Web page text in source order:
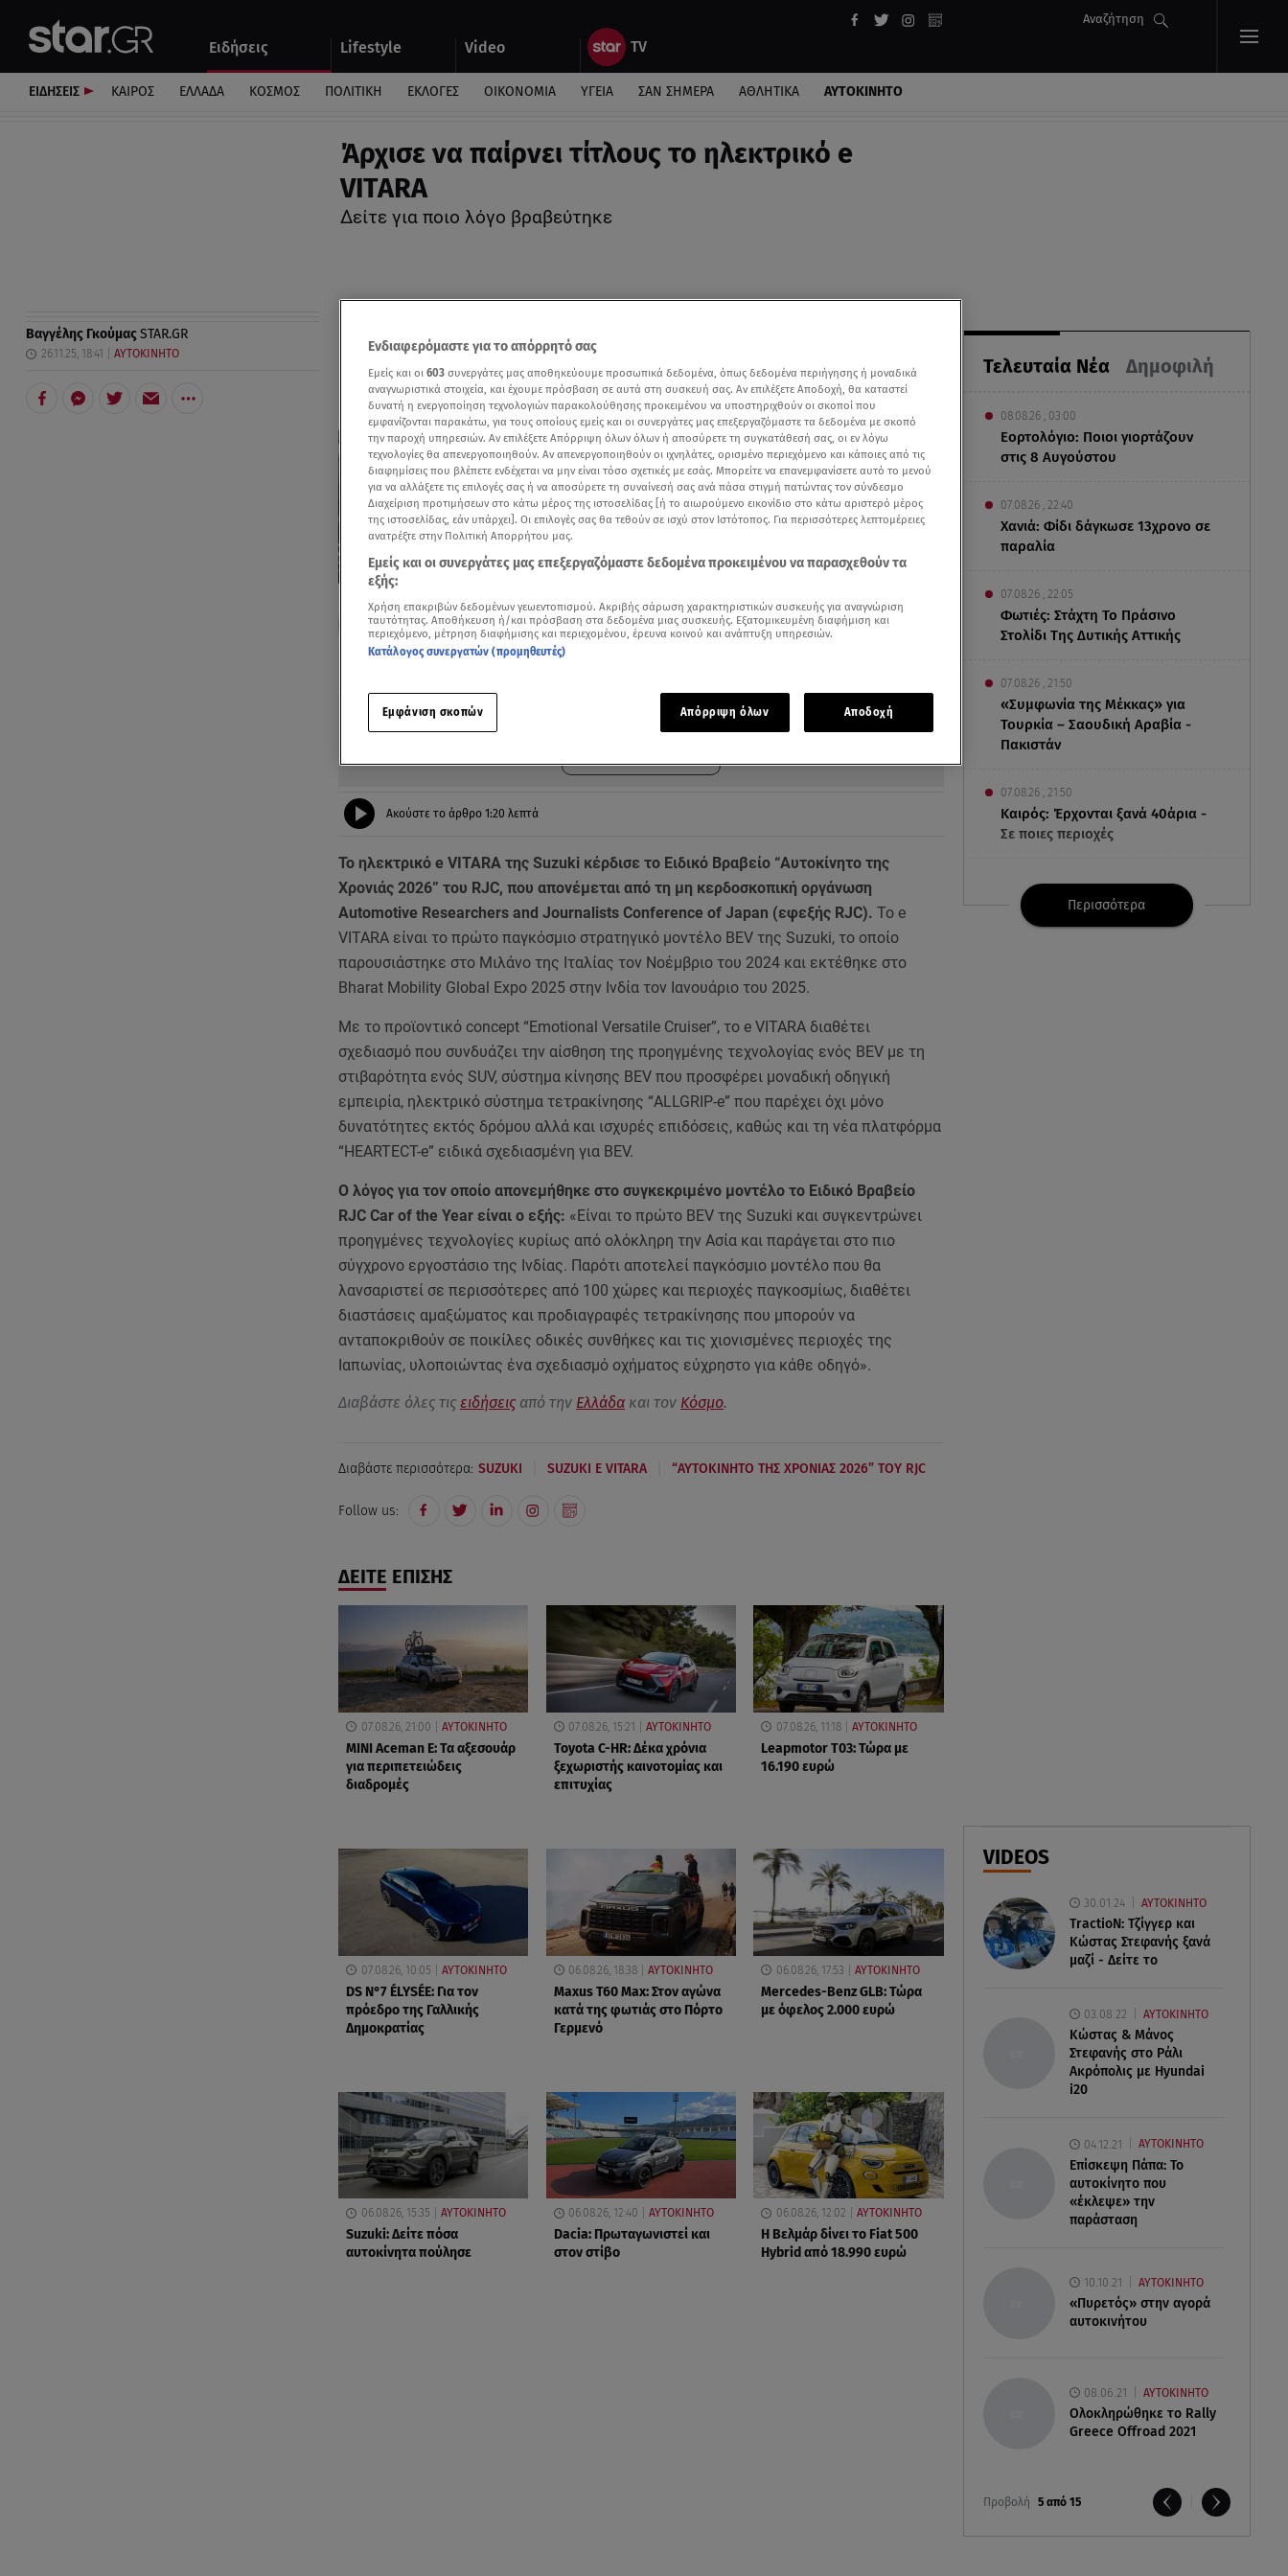
Ειδήσεις Lifestyle Video
Αναζήτηση
Αυτοκίνητο
ΕΙΔΗΣΕΙΣ ΚΑΙΡΟΣ ΕΛΛΑΔΑ ΚΟΣΜΟΣ ΠΟΛΙΤΙΚΗ ΕΚΛΟΓΕΣ ΟΙΚΟΝΟΜΙΑ ΥΓΕΙΑ ΣΑΝ ΣΗΜΕΡΑ ΑΘΛΗΤΙΚΑ ΑΥΤΟΚΙΝΗΤΟ
Άρχισε να παίρνει τίτλους το ηλεκτρικό e
VITARA
Δείτε για ποιο λόγο βραβεύτηκε
Τελευταία Νέα Δημοφιλή
08.08.26 , 03:00
Εορτολόγιο: Ποιοι γιορτάζουν
στις 8 Αυγούστου
07.08.26 , 22:40
Χανιά: Φίδι δάγκωσε 13χρονο σε
παραλία
07.08.26 , 22:05
Φωτιές: Στάχτη Το Πράσινο
Στολίδι Της Δυτικής Αττικής
07.08.26 , 21:50
«Συμφωνία της Μέκκας» για
Τουρκία – Σαουδική Αραβία -
Πακιστάν
07.08.26 , 21:50
Καιρός: Έρχονται ξανά 40άρια -
Σε ποιες περιοχές
07.08.26 , 21:32
Κρήτη: Τουρίστας ρωτούσε
πόσο να πληρώσει για να
07.08.26 , 18:34
Έξοδος Αυγούστου: Στο 100% η
πληρότητα για Κυκλάδες
Περισσότερα
VIDEOS
30.01.24 ΑΥΤΟΚΙΝΗΤΟ
TractioN: Τζίγγερ και
Κώστας Στεφανής ξανά
μαζί - Δείτε το
03.08.22 ΑΥΤΟΚΙΝΗΤΟ
Κώστας & Μάνος
Στεφανής στο Ράλι
Ακρόπολις με Hyundai
i20
04.12.21 ΑΥΤΟΚΙΝΗΤΟ
Επίσκεψη Πάπα: Το
αυτοκίνητο που
«έκλεψε» την
παράσταση
10.10.21 ΑΥΤΟΚΙΝΗΤΟ
«Πυρετός» στην αγορά
αυτοκινήτου
08.06.21 ΑΥΤΟΚΙΝΗΤΟ
Ολοκληρώθηκε το Rally
Greece Offroad 2021
Προβολή 5 από 15
Βαγγέλης ΓκούμαςSTAR.GR
26.11.25, 18:41 ΑΥΤΟΚΙΝΗΤΟ
Δείτε περισσότερα άρθρα μας στα αποτελέσματα αναζήτησης
Ακούστε το άρθρο 1:20 λεπτά
Το ηλεκτρικό e VITARA της Suzuki κέρδισε το Ειδικό Βραβείο “Αυτοκίνητο της
Χρονιάς 2026” του RJC, που απονέμεται από τη μη κερδοσκοπική οργάνωση
Automotive Researchers and Journalists Conference of Japan (εφεξής RJC). Το e
VITARA είναι το πρώτο παγκόσμιο στρατηγικό μοντέλο BEV της Suzuki, το οποίο
παρουσιάστηκε στο Μιλάνο της Ιταλίας τον Νοέμβριο του 2024 και εκτέθηκε στο
Bharat Mobility Global Expo 2025 στην Ινδία τον Ιανουάριο του 2025.
Με το προϊοντικό concept “Emotional Versatile Cruiser”, το e VITARA διαθέτει
σχεδιασμό που συνδυάζει την αίσθηση της προηγμένης τεχνολογίας ενός BEV με τη
στιβαρότητα ενός SUV, σύστημα κίνησης BEV που προσφέρει μοναδική οδηγική
εμπειρία, ηλεκτρικό σύστημα τετρακίνησης “ALLGRIP-e” που παρέχει όχι μόνο
δυνατότητες εκτός δρόμου αλλά και ισχυρές επιδόσεις, καθώς και τη νέα πλατφόρμα
“HEARTECT-e” ειδικά σχεδιασμένη για BEV.
Ο λόγος για τον οποίο απονεμήθηκε στο συγκεκριμένο μοντέλο το Ειδικό Βραβείο
RJC Car of the Year είναι ο εξής: «Είναι το πρώτο BEV της Suzuki και συγκεντρώνει
προηγμένες τεχνολογίες κυρίως από ολόκληρη την Ασία και παράγεται στο πιο
σύγχρονο εργοστάσιο της Ινδίας. Παρότι αποτελεί παγκόσμιο μοντέλο που θα
λανσαριστεί σε περισσότερες από 100 χώρες και περιοχές παγκοσμίως, διαθέτει
διαστάσεις αμαξώματος και προδιαγραφές τετρακίνησης που μπορούν να
ανταποκριθούν σε ποικίλες οδικές συνθήκες και τις χιονισμένες περιοχές της
Ιαπωνίας, υλοποιώντας ένα σχεδιασμό οχήματος εύχρηστο για κάθε οδηγό».
Διαβάστε όλες τις ειδήσειςαπό την Ελλάδακαι τον Κόσμο.
Διαβάστε περισσότερα: SUZUKI SUZUKI E VITARA “ΑΥΤΟΚΙΝΗΤΟ ΤΗΣ ΧΡΟΝΙΑΣ 2026” ΤΟΥ RJC
Follow us:
ΔΕΙΤΕ ΕΠΙΣΗΣ
07.08.26, 21:00 ΑΥΤΟΚΙΝΗΤΟ
MINI Aceman E: Τα αξεσουάρ
για περιπετειώδεις
διαδρομές
07.08.26, 15:21 ΑΥΤΟΚΙΝΗΤΟ
Toyota C-HR: Δέκα χρόνια
ξεχωριστής καινοτομίας και
επιτυχίας
07.08.26, 11:18 ΑΥΤΟΚΙΝΗΤΟ
Leapmotor T03: Τώρα με
16.190 ευρώ
07.08.26, 10:05 ΑΥΤΟΚΙΝΗΤΟ
DS N°7 ÉLYSÉE: Για τον
πρόεδρο της Γαλλικής
Δημοκρατίας
06.08.26, 18:38 ΑΥΤΟΚΙΝΗΤΟ
Maxus T60 Max: Στον αγώνα
κατά της φωτιάς στο Πόρτο
Γερμενό
06.08.26, 17:53 ΑΥΤΟΚΙΝΗΤΟ
Mercedes-Benz GLB: Τώρα
με όφελος 2.000 ευρώ
06.08.26, 15:35 ΑΥΤΟΚΙΝΗΤΟ
Suzuki: Δείτε πόσα
αυτοκίνητα πούλησε
06.08.26, 12:40 ΑΥΤΟΚΙΝΗΤΟ
Dacia: Πρωταγωνιστεί και
στον στίβο
06.08.26, 12:02 ΑΥΤΟΚΙΝΗΤΟ
Η Βελμάρ δίνει το Fiat 500
Hybrid από 18.990 ευρώ
Ενδιαφερόμαστε για το απόρρητό σας
Εμείς και οι 603 συνεργάτες μας αποθηκεύουμε προσωπικά δεδομένα, όπως δεδομένα περιήγησης ή μοναδικά
αναγνωριστικά στοιχεία, και έχουμε πρόσβαση σε αυτά στη συσκευή σας. Αν επιλέξετε Αποδοχή, θα καταστεί
δυνατή η ενεργοποίηση τεχνολογιών παρακολούθησης προκειμένου να υποστηριχθούν οι σκοποί που
εμφανίζονται παρακάτω, για τους οποίους εμείς και οι συνεργάτες μας επεξεργαζόμαστε τα δεδομένα με σκοπό
την παροχή υπηρεσιών. Αν επιλέξετε Απόρριψη όλων όλων ή αποσύρετε τη συγκατάθεσή σας, οι εν λόγω
τεχνολογίες θα απενεργοποιηθούν. Αν απενεργοποιηθούν οι ιχνηλάτες, ορισμένο περιεχόμενο και κάποιες από τις
διαφημίσεις που βλέπετε ενδέχεται να μην είναι τόσο σχετικές με εσάς. Μπορείτε να επανεμφανίσετε αυτό το μενού
για να αλλάξετε τις επιλογές σας ή να αποσύρετε τη συναίνεσή σας ανά πάσα στιγμή πατώντας τον σύνδεσμο
Διαχείριση προτιμήσεων στο κάτω μέρος της ιστοσελίδας [ή το αιωρούμενο εικονίδιο στο κάτω αριστερό μέρος
της ιστοσελίδας, εάν υπάρχει]. Οι επιλογές σας θα τεθούν σε ισχύ στον Ιστότοπος. Για περισσότερες λεπτομέρειες
ανατρέξτε στην Πολιτική Απορρήτου μας.
Εμείς και οι συνεργάτες μας επεξεργαζόμαστε δεδομένα προκειμένου να παρασχεθούν τα
εξής:
Χρήση επακριβών δεδομένων γεωεντοπισμού. Ακριβής σάρωση χαρακτηριστικών συσκευής για αναγνώριση
ταυτότητας. Αποθήκευση ή/και πρόσβαση στα δεδομένα μιας συσκευής. Εξατομικευμένη διαφήμιση και
περιεχόμενο, μέτρηση διαφήμισης και περιεχομένου, έρευνα κοινού και ανάπτυξη υπηρεσιών.
Κατάλογος συνεργατών (προμηθευτές)
Εμφάνιση σκοπών Απόρριψη όλων Αποδοχή